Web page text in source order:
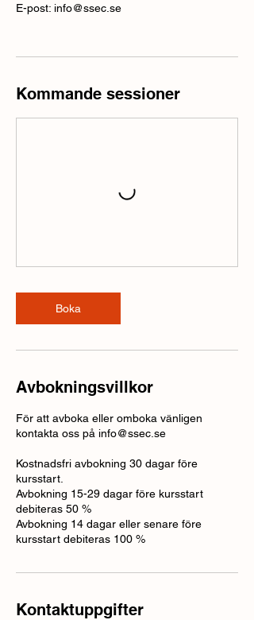
E-post: info@ssec.se
Kommande sessioner
Boka
Avbokningsvillkor
För att avboka eller omboka vänligen
kontakta oss på info@ssec.se
Kostnadsfri avbokning 30 dagar före
kursstart.
Avbokning 15-29 dagar före kursstart
debiteras 50 %
Avbokning 14 dagar eller senare före
kursstart debiteras 100 %
Kontaktuppgifter